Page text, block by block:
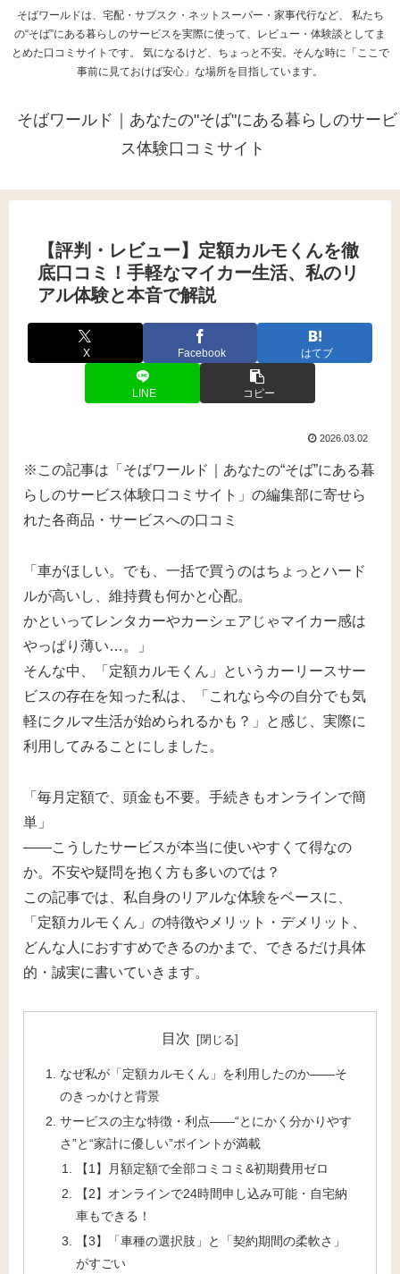
そばワールドは、宅配・サブスク・ネットスーパー・家事代行など、 私たち
の“そば”にある暮らしのサービスを実際に使って、レビュー・体験談としてま
とめた口コミサイトです。 気になるけど、ちょっと不安。そんな時に「ここで
事前に見ておけば安心」な場所を目指しています。
そばワールド｜あなたの"そば"にある暮らしのサービ
ス体験口コミサイト
【評判・レビュー】定額カルモくんを徹
底口コミ！手軽なマイカー生活、私のリ
アル体験と本音で解説
X Facebook はてブ
LINE コピー
2026.03.02
※この記事は「そばワールド｜あなたの“そば”にある暮
らしのサービス体験口コミサイト」の編集部に寄せら
れた各商品・サービスへの口コミ
「車がほしい。でも、一括で買うのはちょっとハード
ルが高いし、維持費も何かと心配。
かといってレンタカーやカーシェアじゃマイカー感は
やっぱり薄い…。」
そんな中、「定額カルモくん」というカーリースサー
ビスの存在を知った私は、「これなら今の自分でも気
軽にクルマ生活が始められるかも？」と感じ、実際に
利用してみることにしました。
「毎月定額で、頭金も不要。手続きもオンラインで簡
単」
——こうしたサービスが本当に使いやすくて得なの
か。不安や疑問を抱く方も多いのでは？
この記事では、私自身のリアルな体験をベースに、
「定額カルモくん」の特徴やメリット・デメリット、
どんな人におすすめできるのかまで、できるだけ具体
的・誠実に書いていきます。
目次
なぜ私が「定額カルモくん」を利用したのか――そ
のきっかけと背景
サービスの主な特徴・利点――“とにかく分かりやす
さ”と“家計に優しい”ポイントが満載
【1】月額定額で全部コミコミ&初期費用ゼロ
【2】オンラインで24時間申し込み可能・自宅納
車もできる！
【3】「車種の選択肢」と「契約期間の柔軟さ」
がすごい